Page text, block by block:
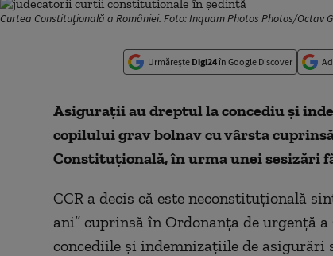
Curtea Constituţională a României. Foto: Inquam Photos Photos/Octav
Urmărește Digi24în Google Discover
Asiguraţii au dreptul la concediu şi
copilului grav bolnav cu vârsta
Constituțională, în urma unei sesizări
CCR a decis că este neconstituţională
ani” cuprinsă în Ordonanţa de urgenţă
concediile şi indemnizaţiile de asigurări